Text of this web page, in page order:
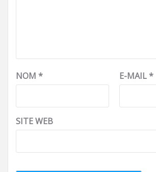
NOM * E-MAIL*
SITE WEB